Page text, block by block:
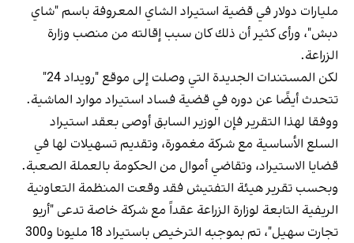
مليارات دولار في قضية استيراد الشاي المعروفة باسم "شاي
دبش"، ورأى كثير أن ذلك كان سبب إقالته من منصب وزارة
الزراعة.
لكن المستندات الجديدة التي وصلت إلى موقع "رويداد 24"
تتحدث أيضًا عن دوره في قضية فساد استيراد موارد الماشية.
ووفقا لهذا التقرير فإن الوزير السابق أوصى بعقد استيراد
السلع الأساسية مع شركة مغمورة، وتقديم تسهيلات لها في
قضايا الاستيراد، وتقاضي أموال من الحكومة بالعملة الصعبة.
وبحسب تقرير هيئة التفتيش فقد وقعت المنظمة التعاونية
الريفية التابعة لوزارة الزراعة عقداً مع شركة خاصة تدعى "أريو
تجارت سهيل"، تم بموجبه الترخيص باستيراد 18 مليونا و300